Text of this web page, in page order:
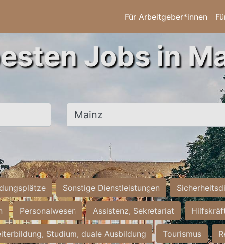
Für Arbeitgeber*innen
Jobs in
Ort, Stadt
Sonstige Dienstleistungen
Personalwesen Assistenz, Sekretariat
Studium, duale Ausbildung Tourismus